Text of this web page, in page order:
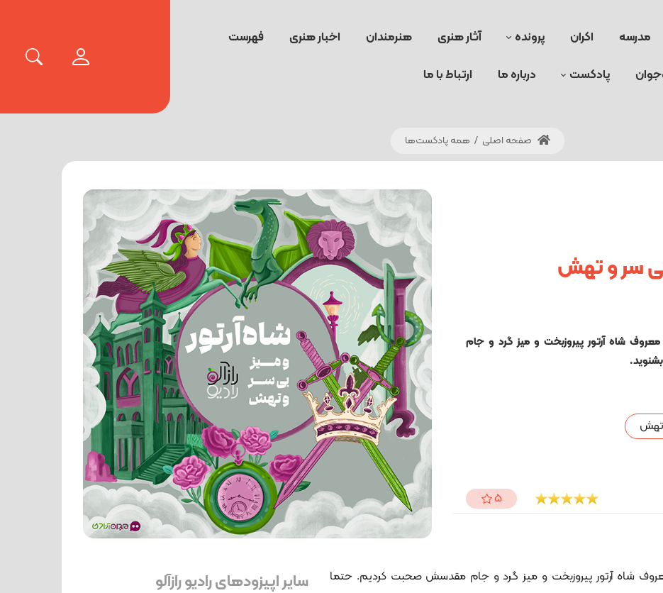
مدرسه اکران پرونده آثار هنری هنرمندان اخبار هنری فهرست
پادکست درباره ما ارتباط با ما
صفحه اصلی / همه پادکست‌ها
بی سر و تهش
معروف شاه آرتور پیروزبخت و میز گرد و جام
تهش
5
معروف شاه آرتور پیروزبخت و میز گرد و جام مقدسش صحبت کردیم. حتما
سایر اپیزودهای رادیو رازآلو